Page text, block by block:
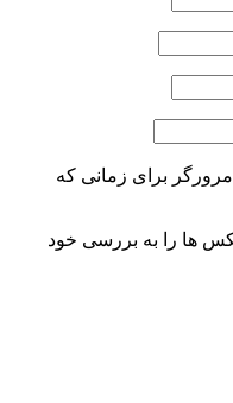
برای زمانی که
ها را به بررسی خود